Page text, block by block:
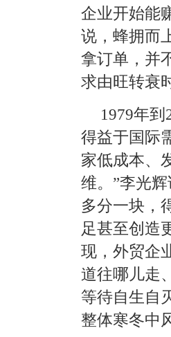
企业开始能
说，蜂拥而
拿订单，并
求由旺转衰
1979年
得益于国际
家低成本、
维。”李光
多分一块，
足甚至创造
现，外贸企
道往哪儿走
等待自生自
整体寒冬中